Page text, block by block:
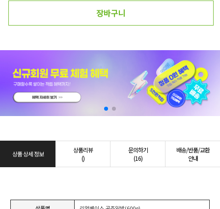
장바구니
상품 상세 정보
상품리뷰
()
문의하기
(16)
배송/반품/교환
안내